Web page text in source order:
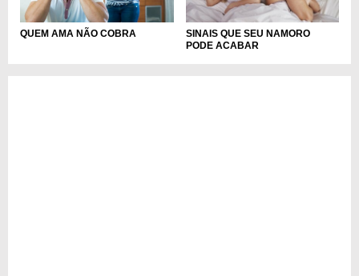
QUEM AMA NÃO COBRA
SINAIS QUE SEU NAMORO
PODE ACABAR